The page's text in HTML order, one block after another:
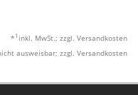
* 1 inkl. MwSt.; zzgl. Versandkosten
ausweisbar; zzgl. Versandkosten